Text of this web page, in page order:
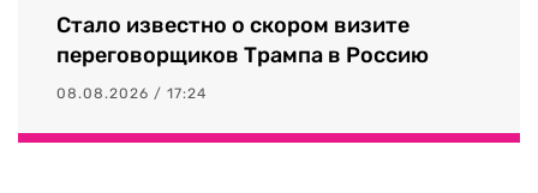
Стало известно о скором визите
переговорщиков Трампа в Россию
08.08.2026 / 17:24